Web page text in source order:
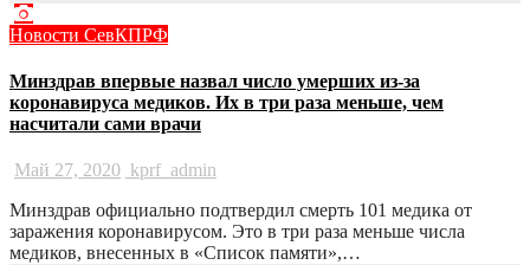
Новости СевКПРФ
Минздрав впервые назвал число умерших из-за
коронавируса медиков. Их в три раза меньше, чем
насчитали сами врачи
Май 27, 2020
kprf_admin
Минздрав официально подтвердил смерть 101 медика от
заражения коронавирусом. Это в три раза меньше числа
медиков, внесенных в «Список памяти»,…